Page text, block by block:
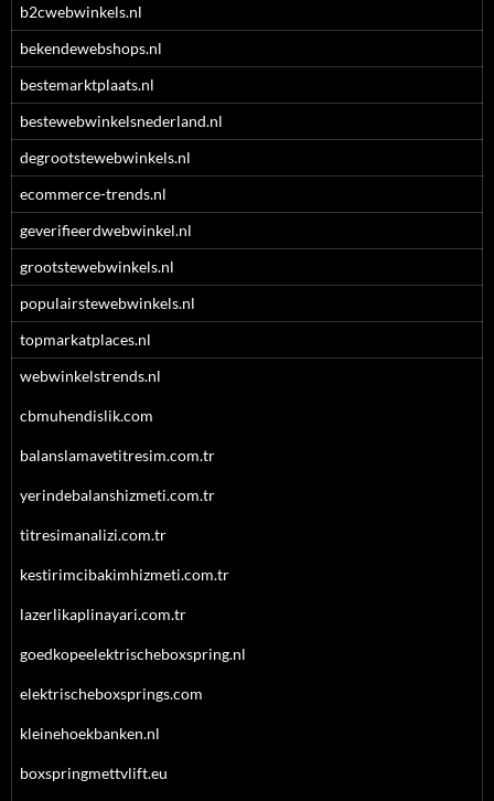
b2cwebwinkels.nl
bekendewebshops.nl
bestemarktplaats.nl
bestewebwinkelsnederland.nl
degrootstewebwinkels.nl
ecommerce-trends.nl
geverifieerdwebwinkel.nl
grootstewebwinkels.nl
populairstewebwinkels.nl
topmarkatplaces.nl
webwinkelstrends.nl
cbmuhendislik.com
balanslamavetitresim.com.tr
yerindebalanshizmeti.com.tr
titresimanalizi.com.tr
kestirimcibakimhizmeti.com.tr
lazerlikaplinayari.com.tr
goedkopeelektrischeboxspring.nl
elektrischeboxsprings.com
kleinehoekbanken.nl
boxspringmettvlift.eu